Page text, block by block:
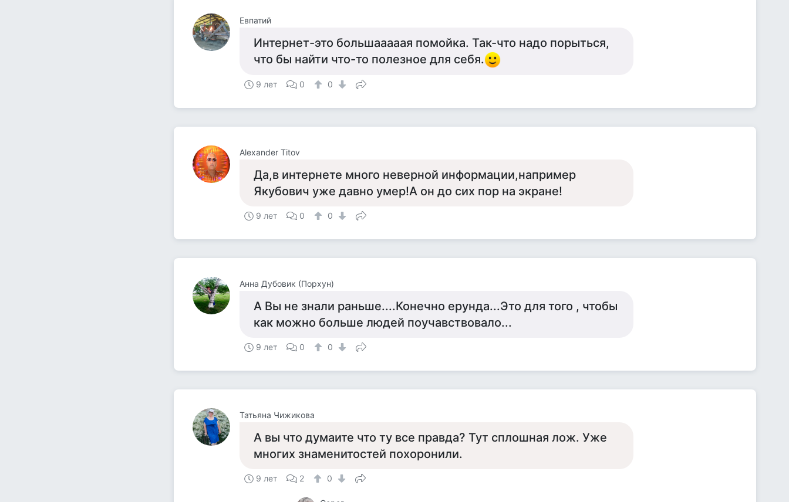
Евпатий
Интернет-это большааааая помойка. Так-что надо порыться,
что бы найти что-то полезное для себя.
9 лет 0 0
Alexander Titov
Да,в интернете много неверной информации,например
Якубович уже давно умер!А он до сих пор на экране!
9 лет 0 0
Анна Дубовик (Порхун)
А Вы не знали раньше....Конечно ерунда...Это для того , чтобы
как можно больше людей поучавствовало...
9 лет 0 0
Татьяна Чижикова
А вы что думаите что ту все правда? Тут сплошная лож. Уже
многих знаменитостей похоронили.
9 лет 2 0